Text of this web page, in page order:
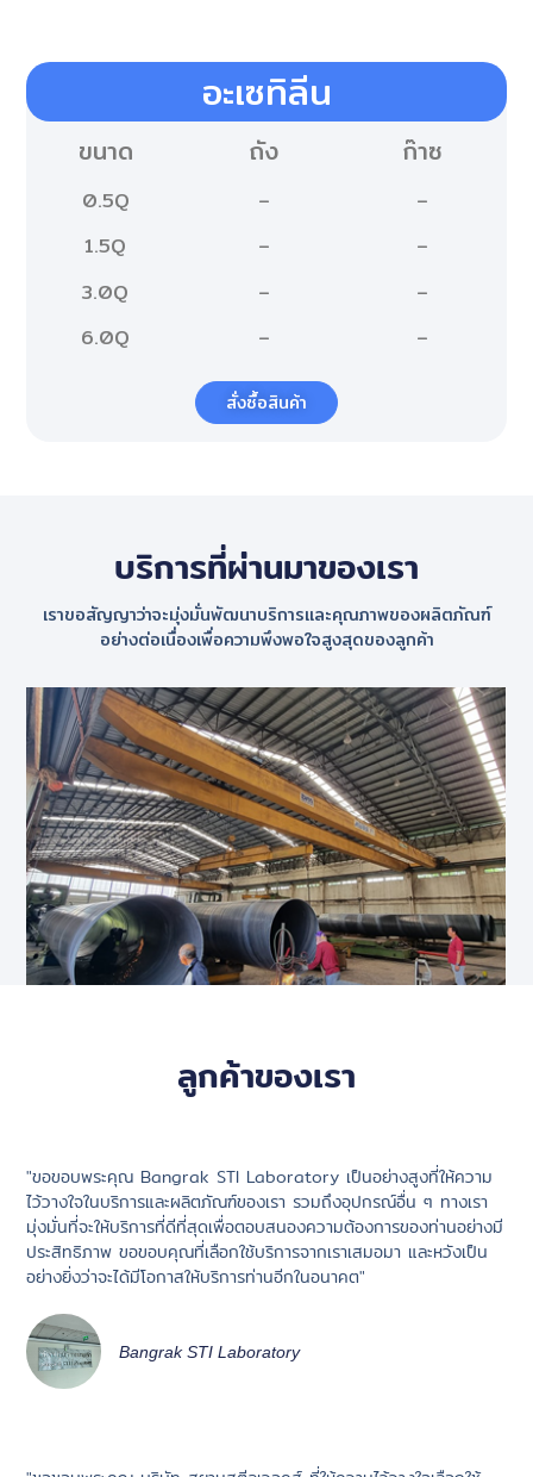
อะเซทิลีน​
ขนาด
0.5Q
1.5Q
3.0Q
6.0Q
ถัง
–
–
–
–
ก๊าซ
–
–
–
–
สั่งซื้อสินค้า
บริการที่ผ่านมาของเรา
เราขอสัญญาว่าจะมุ่งมั่นพัฒนาบริการและคุณภาพของผลิตภัณฑ์
อย่างต่อเนื่องเพื่อความพึงพอใจสูงสุดของลูกค้า
ลูกค้าของเรา
"ขอขอบพระคุณ Bangrak STI Laboratory เป็นอย่างสูงที่ให้ความ
ไว้วางใจในบริการและผลิตภัณฑ์ของเรา รวมถึงอุปกรณ์อื่น ๆ ทางเรา
มุ่งมั่นที่จะให้บริการที่ดีที่สุดเพื่อตอบสนองความต้องการของท่านอย่างมี
ประสิทธิภาพ ขอขอบคุณที่เลือกใช้บริการจากเราเสมอมา และหวังเป็น
อย่างยิ่งว่าจะได้มีโอกาสให้บริการท่านอีกในอนาคต"
Bangrak STI Laboratory